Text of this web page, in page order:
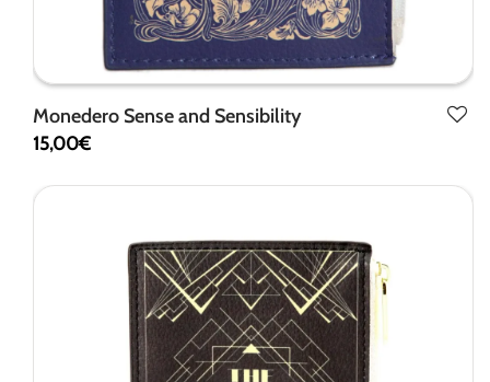
Monedero Sense and Sensibility
15,00€